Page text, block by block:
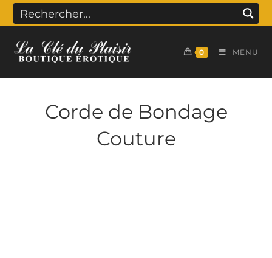
0 MENU
Corde de Bondage
Couture